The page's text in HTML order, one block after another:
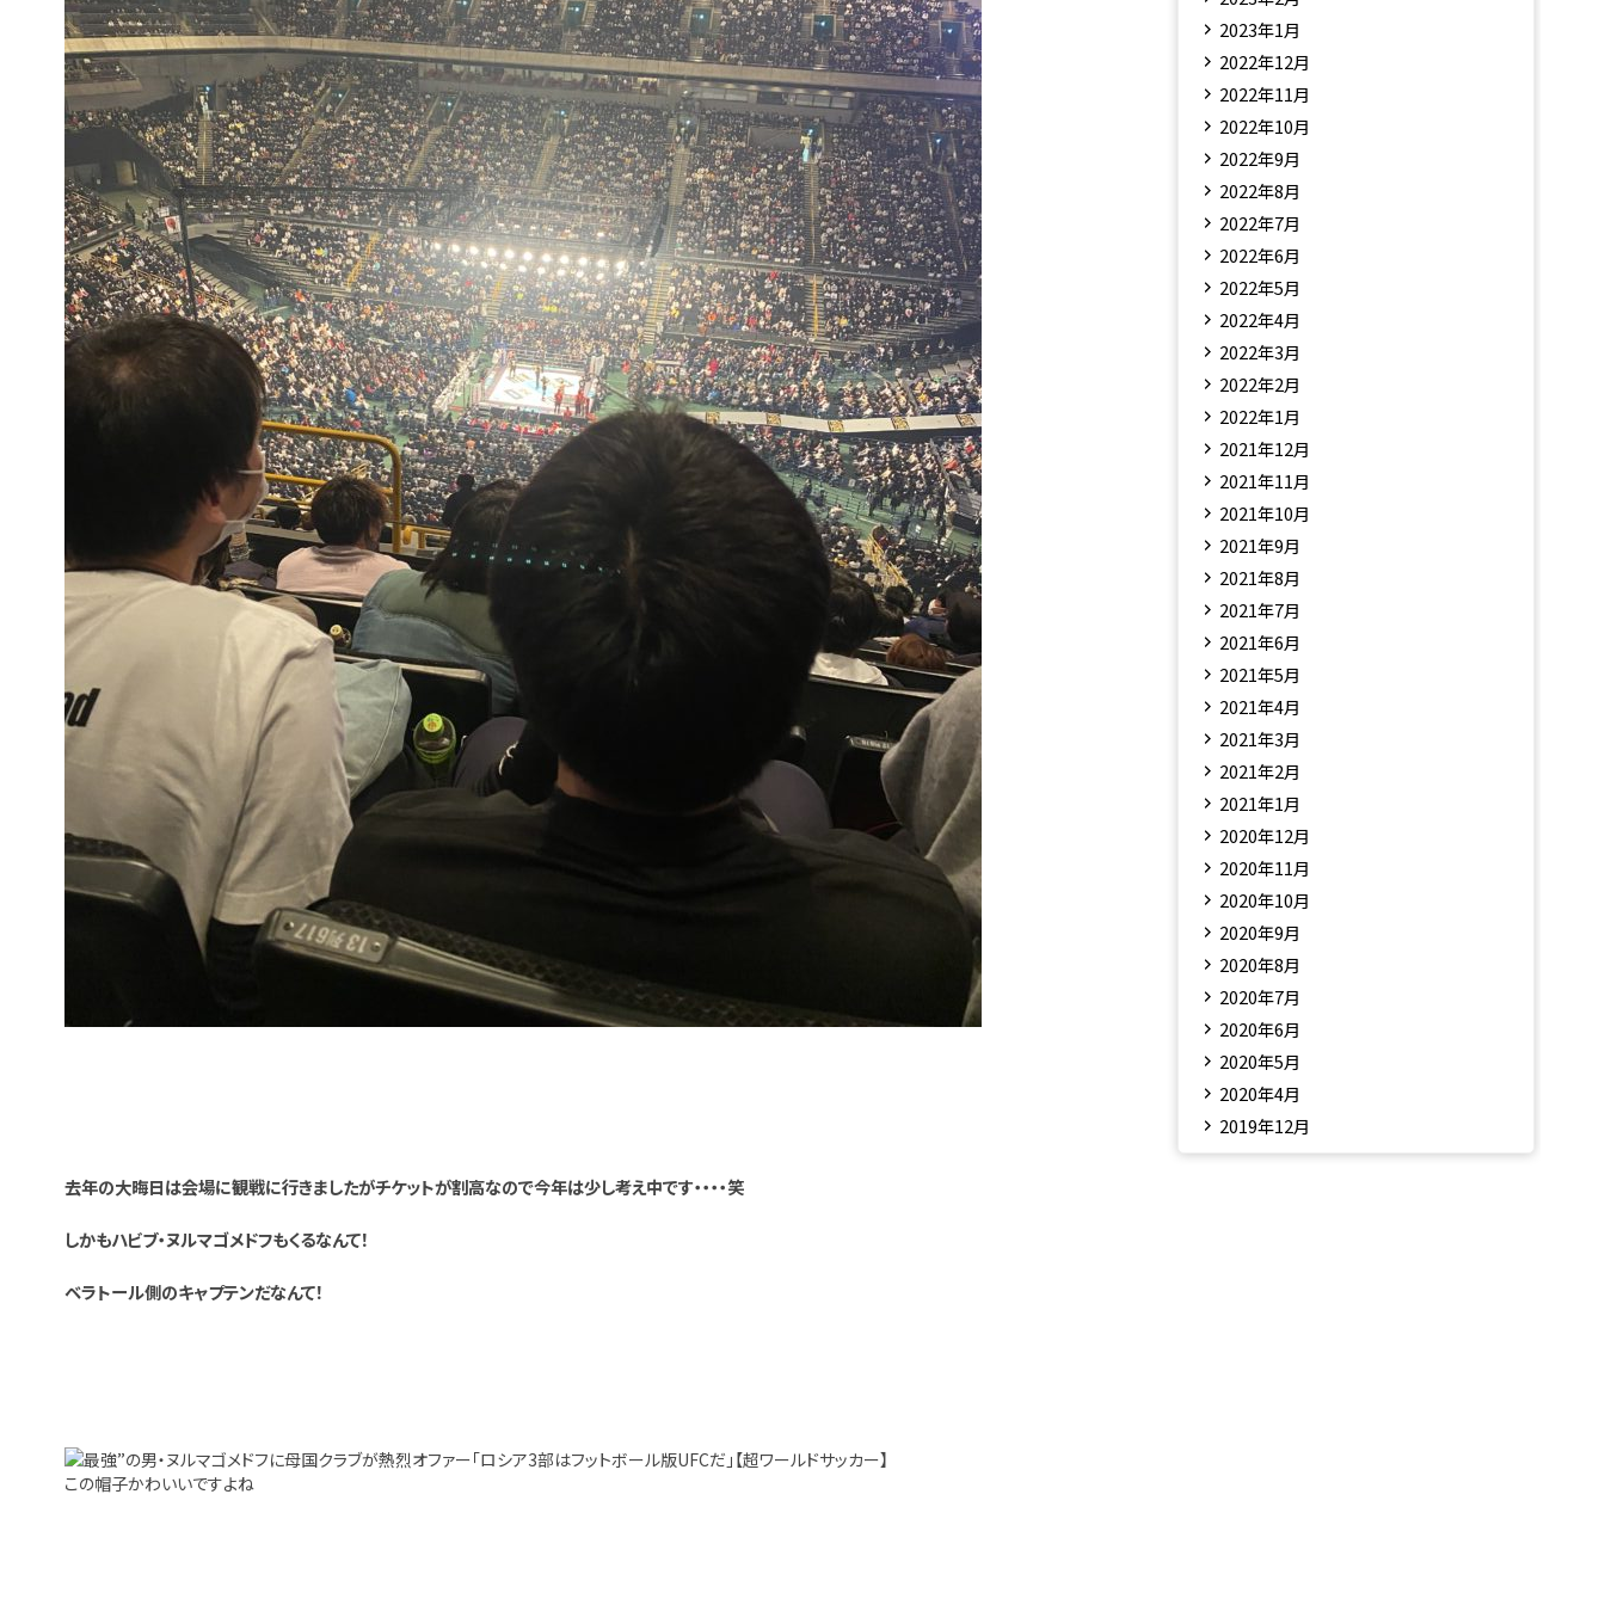
去年の大晦日は会場に観戦に行きましたがチケットが割高なので今年は少し考え中です・・・・笑
しかもハビブ・ヌルマゴメドフもくるなんて！
ベラトール側のキャプテンだなんて！
この帽子かわいいですよね
2023年1月
2022年12月
2022年11月
2022年10月
2022年9月
2022年8月
2022年7月
2022年6月
2022年5月
2022年4月
2022年3月
2022年2月
2022年1月
2021年12月
2021年11月
2021年10月
2021年9月
2021年8月
2021年7月
2021年6月
2021年5月
2021年4月
2021年3月
2021年2月
2021年1月
2020年12月
2020年11月
2020年10月
2020年9月
2020年8月
2020年7月
2020年6月
2020年5月
2020年4月
2019年12月